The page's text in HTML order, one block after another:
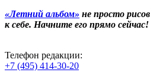
«Летний альбом» не просто
к себе. Начните его прямо сейчас!
Телефон редакции:
+7 (495) 414-30-20